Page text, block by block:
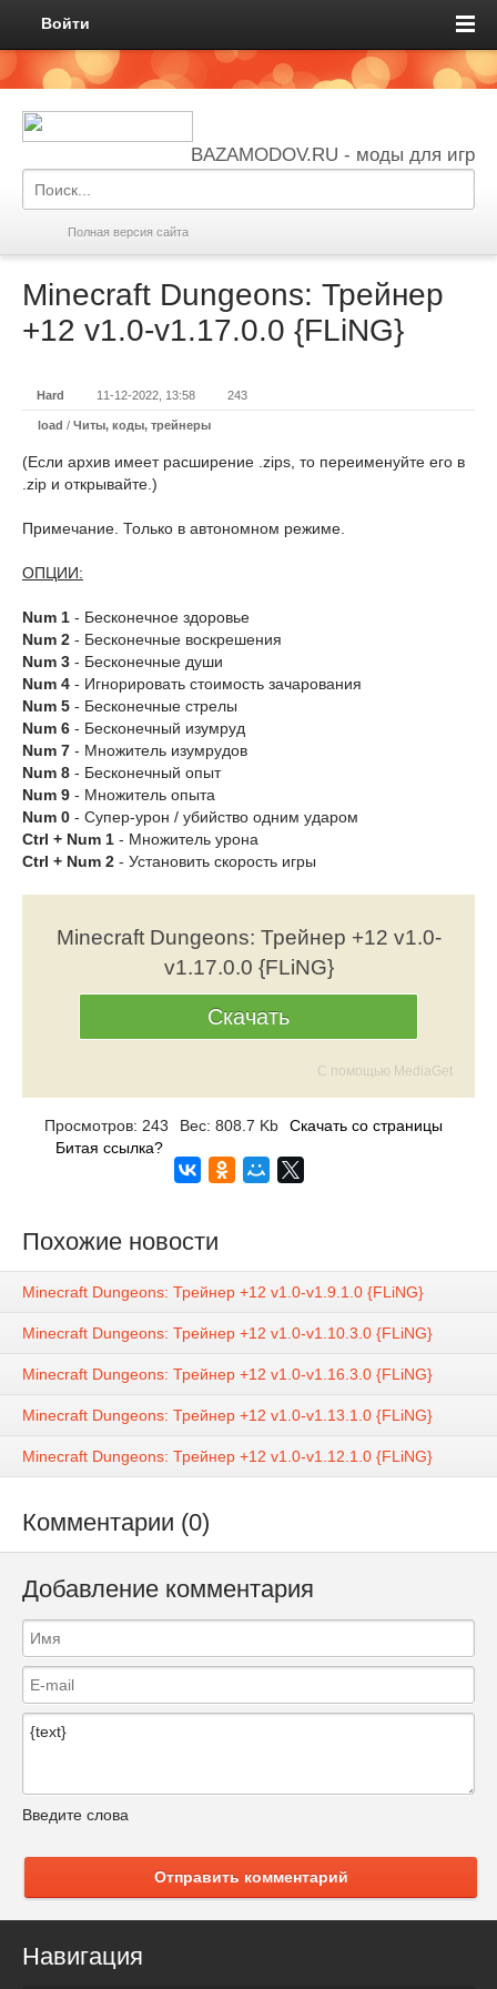
Войти
BAZAMODOV.RU - моды для игр
Полная версия сайта
Minecraft Dungeons: Трейнер
+12 v1.0-v1.17.0.0 {FLiNG}
Hard 11-12-2022, 13:58 243
load / Читы, коды, трейнеры
(Если архив имеет расширение .zips, то переименуйте его в
.zip и открывайте.)
Примечание. Только в автономном режиме.
ОПЦИИ:
Num 1 - Бесконечное здоровье
Num 2 - Бесконечные воскрешения
Num 3 - Бесконечные души
Num 4 - Игнорировать стоимость зачарования
Num 5 - Бесконечные стрелы
Num 6 - Бесконечный изумруд
Num 7 - Множитель изумрудов
Num 8 - Бесконечный опыт
Num 9 - Множитель опыта
Num 0 - Супер-урон / убийство одним ударом
Ctrl + Num 1 - Множитель урона
Ctrl + Num 2 - Установить скорость игры
Minecraft Dungeons: Трейнер +12 v1.0-
v1.17.0.0 {FLiNG}
Скачать
С помощью MediaGet
Просмотров: 243 Вес: 808.7 Kb
Скачать со страницы
Битая ссылка?
Похожие новости
Minecraft Dungeons: Трейнер +12 v1.0-v1.9.1.0 {FLiNG}
Minecraft Dungeons: Трейнер +12 v1.0-v1.10.3.0 {FLiNG}
Minecraft Dungeons: Трейнер +12 v1.0-v1.16.3.0 {FLiNG}
Minecraft Dungeons: Трейнер +12 v1.0-v1.13.1.0 {FLiNG}
Minecraft Dungeons: Трейнер +12 v1.0-v1.12.1.0 {FLiNG}
Комментарии (0)
Добавление комментария
Введите слова
Отправить комментарий
Навигация